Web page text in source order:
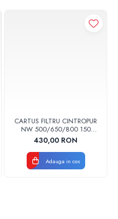
CARTUS FILTRU CINTROPUR
NW 500/650/800 150
MICRONI MANSOANE
FILTRARE SET 5BUC
430,00 RON
Adauga in cos